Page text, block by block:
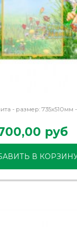
- размер: 735х510мм
руб
В